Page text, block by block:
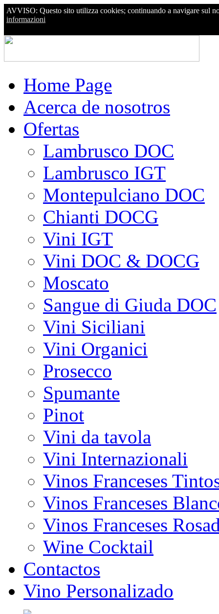
AVVISO: Questo sito utilizza cookies; continuando a navigare sul
informazioni
Home Page
Acerca de nosotros
Ofertas
Lambrusco DOC
Lambrusco IGT
Montepulciano DOC
Chianti DOCG
Vini IGT
Vini DOC & DOCG
Moscato
Sangue di Giuda DOC
Vini Siciliani
Vini Organici
Prosecco
Spumante
Pinot
Vini da tavola
Vini Internazionali
Vinos Franceses
Vinos Franceses
Vinos Franceses
Wine Cocktail
Contactos
Vino Personalizado